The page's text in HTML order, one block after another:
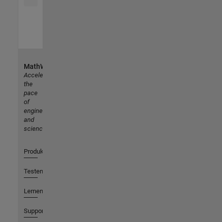
MathWorks
Accelerating
the
pace
of
engineering
and
science
Produkte
Testen oder Kaufen
Lernen
Support